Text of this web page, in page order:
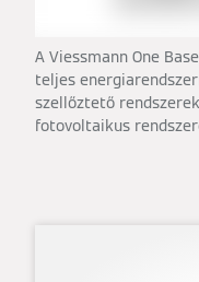
A Viessmann One
teljes
szellőztető
fotovoltaikus